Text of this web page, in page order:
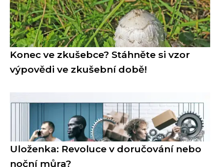
Konec ve zkušebce? Stáhněte si vzor
výpovědi ve zkušební době!
Uloženka: Revoluce v doručování nebo
noční můra?